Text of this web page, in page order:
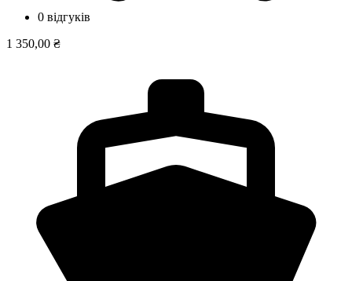
0 відгуків
1 350,00 ₴